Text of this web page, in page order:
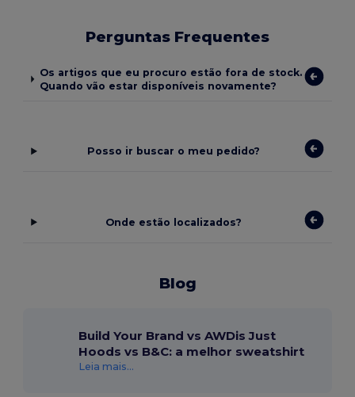
Perguntas Frequentes
Os artigos que eu procuro estão fora de stock.
Quando vão estar disponíveis novamente?
Posso ir buscar o meu pedido?
Onde estão localizados?
Blog
Build Your Brand vs AWDis Just
Hoods vs B&C: a melhor sweatshirt
Leia mais...